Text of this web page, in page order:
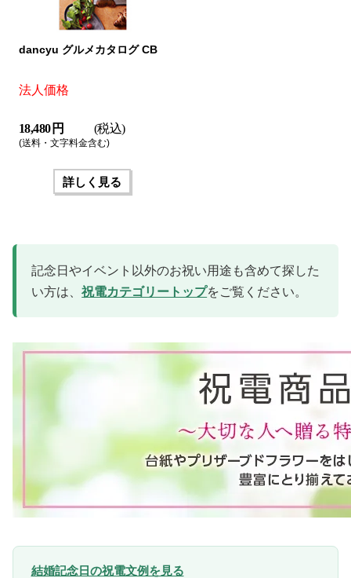
dancyu グルメカタログ CB
法人価格
18,480 円 (税込)
(送料・文字料金含む)
詳しく見る
記念日やイベント以外のお祝い用途も含めて探した
い方は、祝電カテゴリートップをご覧ください。
結婚記念日の祝電文例を見る